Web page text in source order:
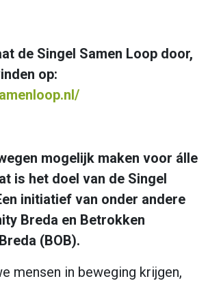
de Singel Samen Loop door,
op:
mogelijk maken voor álle
is het doel van de Singel
initiatief van onder andere
Breda en Betrokken
(BOB).
mensen in beweging krijgen,